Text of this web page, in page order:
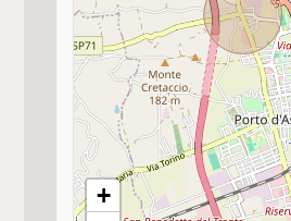
Tipologia di
normale
Aria
Solo
Pannelli solari
Presenti
+